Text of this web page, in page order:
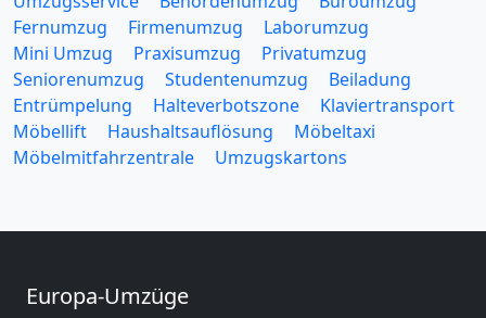
Fernumzug
Firmenumzug
Laborumzug
Mini Umzug
Praxisumzug
Privatumzug
Seniorenumzug
Studentenumzug
Beiladung
Entrümpelung
Halteverbotszone
Klaviertransport
Möbellift
Haushaltsauflösung
Möbeltaxi
Möbelmitfahrzentrale
Umzugskartons
Europa-Umzüge